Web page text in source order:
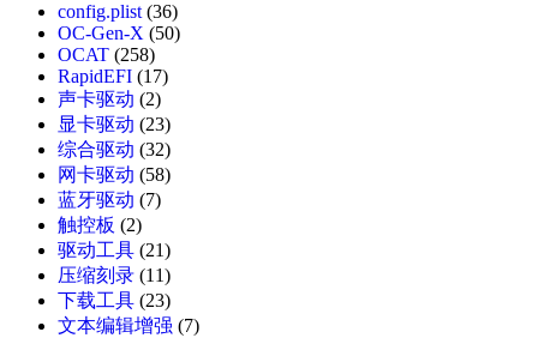
config.plist(36)
OC-Gen-X (50)
OCAT (258)
RapidEFI (17)
声卡驱动 (2)
显卡驱动 (23)
综合驱动 (32)
网卡驱动 (58)
蓝牙驱动 (7)
触控板 (2)
驱动工具 (21)
压缩刻录 (11)
下载工具 (23)
文本编辑增强 (7)